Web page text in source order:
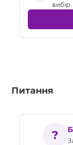
Питання